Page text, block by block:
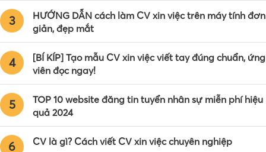
3
HƯỚNG DẪN cách làm CV xin việc trên máy tính đơn
giản, đẹp mắt
4
[BÍ KÍP] Tạo mẫu CV xin việc viết tay đúng chuẩn, ứng
viên đọc ngay!
5
TOP 10 website đăng tin tuyển nhân sự miễn phí hiệu
quả 2024
6 CV là gì? Cách viết CV xin việc chuyên nghiệp